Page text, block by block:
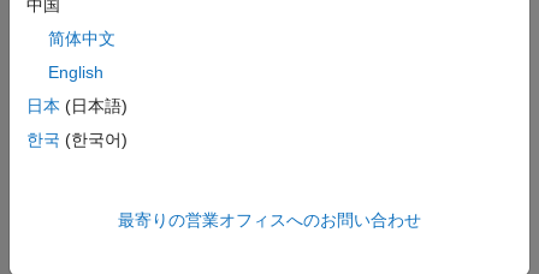
Click
Identifiers
ClickOK
Open the Simulink PLC Coder app. For more information,
中国
简体中文
English
日本 (日本語)
한국 (한국어)
最寄りの営業オフィスへのお問い合わせ